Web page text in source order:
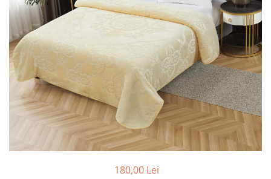
Pilote cu blăniță
180,00 Lei